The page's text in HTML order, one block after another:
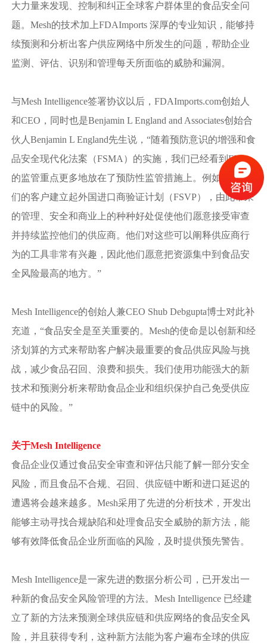
大力量来发现、控制和纠正全球客户群体里的食品安全问
题。Mesh的技术加上FDAImports 深厚的专业知识，能够持
续预测和分析出客户供应网络中所发生的问题，帮助企业
监测、评估、识别和管理每天所面临的威胁和漏洞。
与Mesh Intelligence签署协议以后，FDAImports.com创始人
和CEO，同时也是Benjamin L England and Associates创始合
伙人Benjamin L England先生说，“随着预防意识的增强和食
品安全现代化法案（FSMA）的实施，我们已经看到FDA
的监管重点更多地放在了预防性监管措施上。例如，当我
们的客户建立起外国进口商验证计划（FSVP），由此带来
的管理、安全和商业上的种种好处促使他们愿意接受审查
并持续监控他们的供应商。他们对这些可以阐释供应商行
为的工具非常有兴趣，因此他们愿意把资源集中到食品安
全风险最高的地方。”
Mesh Intelligence的创始人兼CEO Shub Debgupta博士对此补
充道，“食品安全是至关重要的。Mesh的使命是以创新和经
济划算的方式来帮助客户解决最重要的食品供应风险与挑
战，减少食品召回、浪费和损失。我们使用功能强大的新
技术和预测分析来帮助食品企业和组织保护自己免受供应
链中的风险。”
关于Mesh Intelligence
食品企业仅通过食品安全审查和评估只能了解一部分安全
风险，而且食品不合规、召回、供应链中断和进口延迟的
遭遇将会越来越多。Mesh采用了先进的分析技术，开发出
能够主动寻找合规缺陷和处理食品安全威胁的新方法，能
够有效降低食品企业所面临的风险，及时提供预先警告。
Mesh Intelligence是一家先进的数据分析公司，已开发出一
种新的食品安全风险管理的方法。Mesh Intelligence 已经建
立了新的方法来预测全球供应链和供应网络的食品安全风
险，并且获得专利，这种新方法能为客户遍布全球的供应